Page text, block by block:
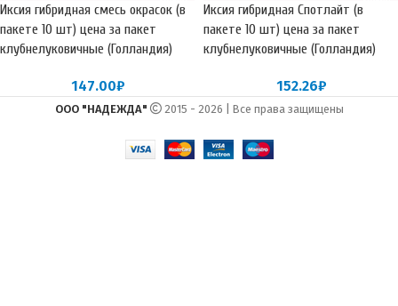
Иксия гибридная смесь окрасок (в
пакете 10 шт) цена за пакет
клубнелуковичные (Голландия)
147.00₽
Иксия гибридная Спотлайт (в
пакете 10 шт) цена за пакет
клубнелуковичные (Голландия)
152.26₽
ООО "НАДЕЖДА" 2015 - 2026 | Все права защищены